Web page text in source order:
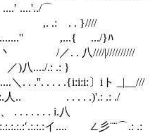
....'../⌒
.: . . }////
／}.......'' ,...{ .../}ﾊ
. . 八////|//////////
)八..../.: .: }
. . . .{i:i:i:〕iト _|__///
人.. . . . . .)'.: .: ./
. . . . . . i.八
イ.... ∠彡¨¨⌒.: .: